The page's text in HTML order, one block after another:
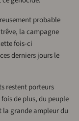
probable
la campagne
fois-ci
derniers jours le
restent porteurs
de plus, du peuple
la grande ampleur du